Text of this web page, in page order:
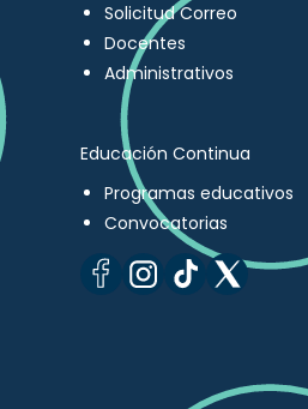
Solicitud Correo
Docentes
Administrativos
Educación Continua
Programas educativos
Convocatorias